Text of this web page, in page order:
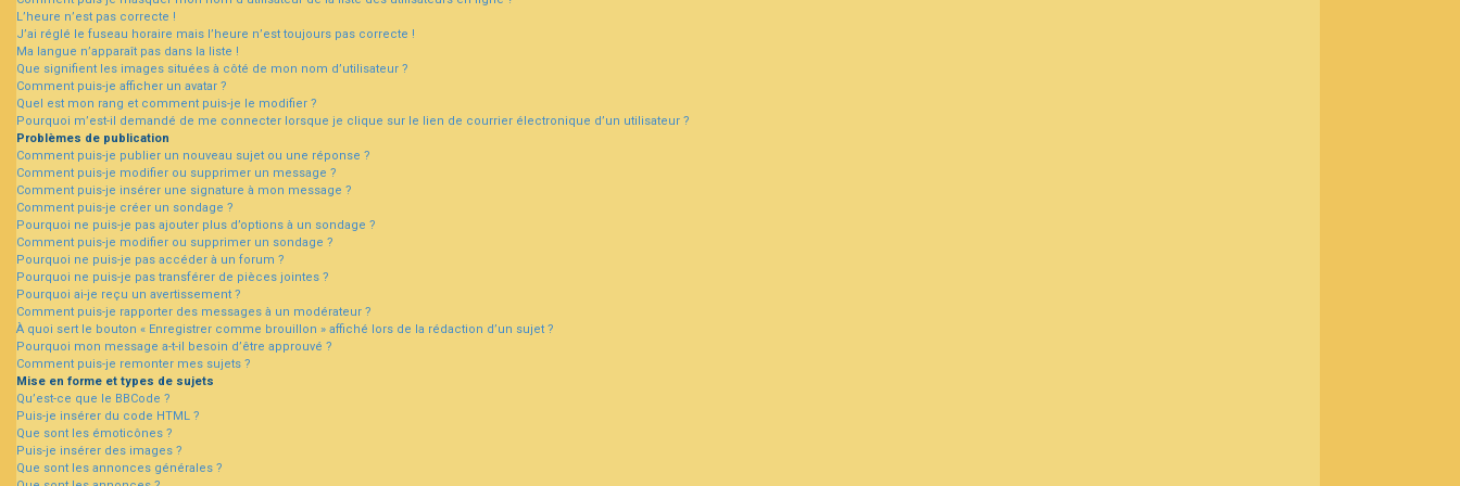
L’heure n’est pas correcte !
J’ai réglé le fuseau horaire mais l’heure n’est toujours pas correcte !
Ma langue n’apparaît pas dans la liste !
Que signifient les images situées à côté de mon nom d’utilisateur ?
Comment puis-je afficher un avatar ?
Quel est mon rang et comment puis-je le modifier ?
Pourquoi m’est-il demandé de me connecter lorsque je clique sur le lien de courrier électronique d’un utilisateur ?
Problèmes de publication
Comment puis-je publier un nouveau sujet ou une réponse ?
Comment puis-je modifier ou supprimer un message ?
Comment puis-je insérer une signature à mon message ?
Comment puis-je créer un sondage ?
Pourquoi ne puis-je pas ajouter plus d’options à un sondage ?
Comment puis-je modifier ou supprimer un sondage ?
Pourquoi ne puis-je pas accéder à un forum ?
Pourquoi ne puis-je pas transférer de pièces jointes ?
Pourquoi ai-je reçu un avertissement ?
Comment puis-je rapporter des messages à un modérateur ?
À quoi sert le bouton « Enregistrer comme brouillon » affiché lors de la rédaction d’un sujet ?
Pourquoi mon message a-t-il besoin d’être approuvé ?
Comment puis-je remonter mes sujets ?
Mise en forme et types de sujets
Qu’est-ce que le BBCode ?
Puis-je insérer du code HTML ?
Que sont les émoticônes ?
Puis-je insérer des images ?
Que sont les annonces générales ?